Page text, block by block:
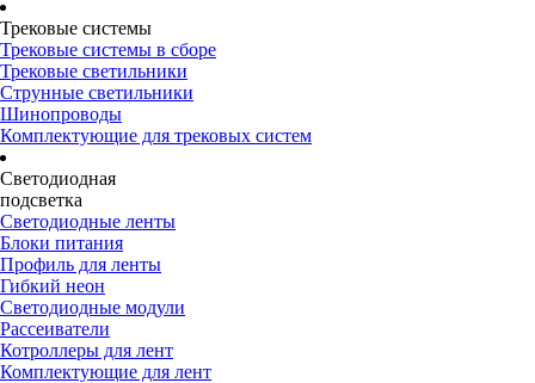
Трековые системы
Трековые системы в сборе
Трековые светильники
Струнные светильники
Шинопроводы
Комплектующие для трековых систем
Светодиодная
подсветка
Светодиодные ленты
Блоки питания
Профиль для ленты
Гибкий неон
Светодиодные модули
Рассеиватели
Котроллеры для лент
Комплектующие для лент